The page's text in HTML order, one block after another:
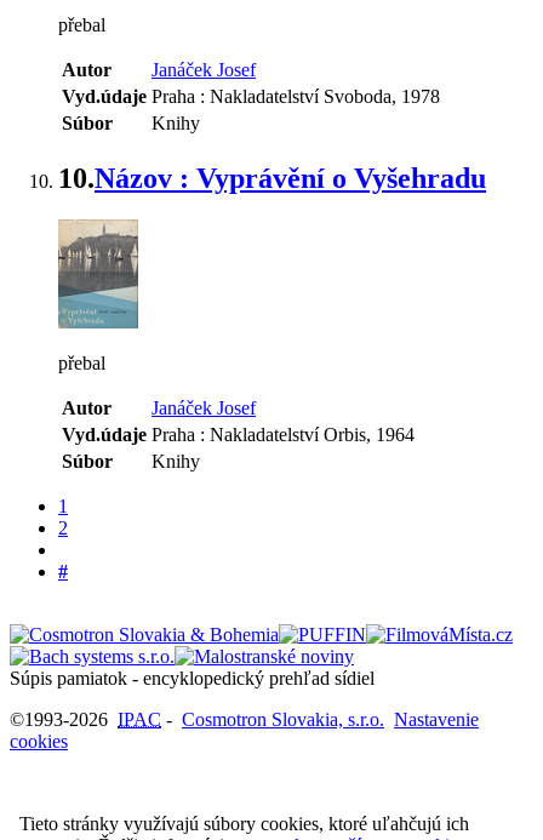
přebal
Autor
Janáček Josef
Vyd.údaje Praha : Nakladatelství Svoboda, 1978
Súbor
Knihy
10.Názov : Vyprávění o Vyšehradu
přebal
Autor
Janáček Josef
Vyd.údaje Praha : Nakladatelství Orbis, 1964
Súbor
Knihy
1
2
#
Súpis pamiatok - encyklopedický prehľad sídiel
©1993-2026 IPAC - Cosmotron Slovakia, s.r.o. Nastavenie
cookies
Tieto stránky využívajú súbory cookies, ktoré uľahčujú ich